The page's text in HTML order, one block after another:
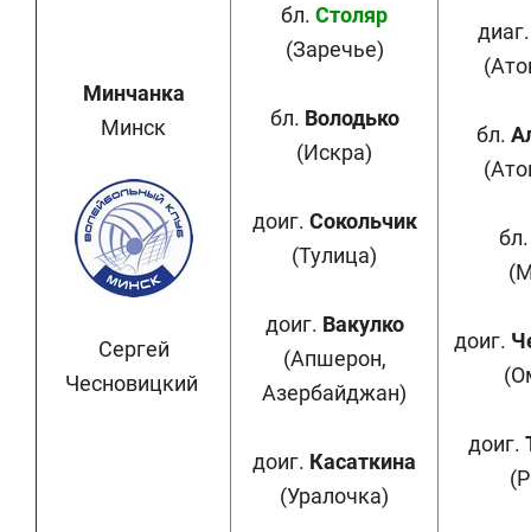
Минчанка
Минск
Сергей
Чесновицкий
бл. Столяр
(Заречье)
бл. Володько
(Искра)
доиг. Сокольчик
(Тулица)
доиг. Вакулко
(Апшерон,
Азербайджан)
доиг. Касаткина
(Уралочка)
бл.
доиг.
доиг.